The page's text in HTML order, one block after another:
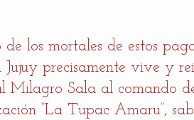
los mortales de estos
Jujuy precisamente vive y
Milagro Sala al comando
“La Tupac Amaru”,